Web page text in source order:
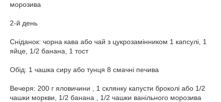
морозива
2-й день
Сніданок: чорна кава або чай з цукрозамінником 1 капсулі, 1
яйце, 1/2 банана, 1 тост
Обід: 1 чашка сиру або тунця 8 смачні печива
Вечеря: 200 г яловичини , 1 склянку капусти броколі або 1/2
чашки моркви, 1/2 банана , 1/2 чашки ванільного морозива